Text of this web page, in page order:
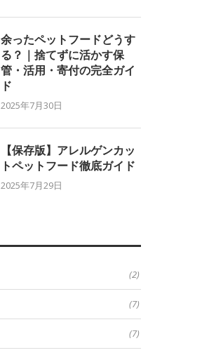
余ったペットフードどうす
る？｜捨てずに活かす保
管・活用・寄付の完全ガイ
ド
2025年7月30日
【保存版】アレルゲンカッ
トペットフード徹底ガイド
2025年7月29日
(2)
(7)
(7)